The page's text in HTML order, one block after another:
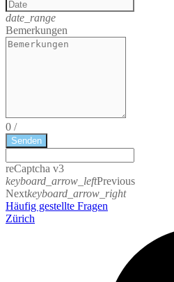
date_range
Bemerkungen
0 /
Senden
reCaptcha v3
keyboard_arrow_leftPrevious
Nextkeyboard_arrow_right
Häufig gestellte Fragen
Zürich